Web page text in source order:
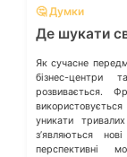
🤔 Думки
Де шукати
Як сучасне
бізнес-центри
розвивається.
уникати
зʼявляються
перспективні